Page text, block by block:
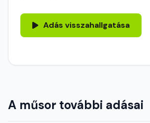
Adás visszahallgatása
A műsor további adásai